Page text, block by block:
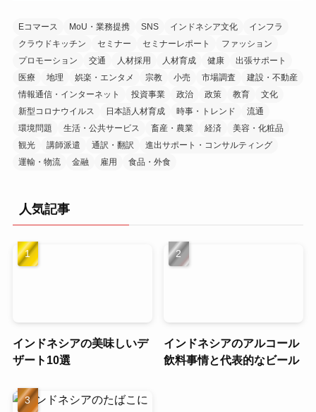
Eコマース MoU・業務提携 SNS インドネシア文化
インフラ
クラウドキッチン
セミナー セミナーレポート
ファッション
プロモーション
交通 人材採用 人材育成 健康
出張サポート
医療
地理 娯楽・エンタメ 宗教 小売 市場調査
建設・不動産
情報通信・インターネット
投資事業 政治 政策 教育
文化
新型コロナウイルス
日本語人材育成 時事・トレンド
流通
環境問題
生活・公共サービス 畜産・農業 経済
美容・化粧品
観光
講師派遣 通訳・翻訳
進出サポート・コンサルティング
運輸・物流
金融 雇用 食品・外食
人気記事
インドネシアの美味しいデ
ザート10選
インドネシアのアルコール
飲料事情と代表的なビール